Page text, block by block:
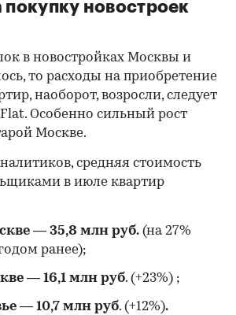
покупку новостроек
в новостройках Москвы и
то расходы на приобретение
наоборот, возросли, следует
Особенно сильный рост
Москве.
средняя стоимость
в июле квартир
— 35,8 млн руб. (на 27%
ранее);
— 16,1 млн руб. (+23%) ;
— 10,7 млн руб. (+12%).